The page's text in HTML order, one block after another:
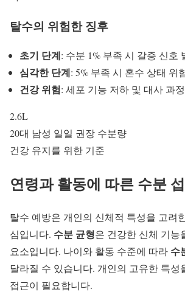
탈수의 위험한 징후
초기 단계: 수분 1% 부족 시 갈증 신호
심각한 단계: 5% 부족 시 혼수 상태 위
건강 위험: 세포 기능 저하 및 대사 과
2.6L
20대 남성 일일 권장 수분량
건강 유지를 위한 기준
연령과 활동에 따른 수분
탈수 예방은 개인의 신체적 특성을 고려
심입니다. 수분 균형은 건강한 신체 기능
요소입니다. 나이와 활동 수준에 따라 수
달라질 수 있습니다. 개인의 고유한 특성
접근이 필요합니다.